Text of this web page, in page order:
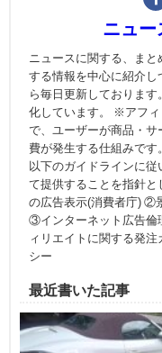
ニュー
ニュースに関する、ま
する情報を中心に紹介
ら毎日更新しておりま
化しています。 ※アフィ
で、ユーザーが商品・
費が発生する仕組みです
以下のガイドラインに
て提供することを指針
の広告表示(消費者庁) ②
③インターネット広告倫
ィリエイトに関する発
シー
最近書いた記事